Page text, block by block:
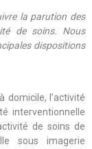
la parution des
de soins. Nous
dispositions
domicile, l’activité
interventionnelle
de soins de
sous imagerie